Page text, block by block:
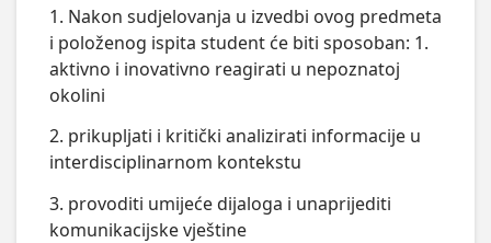
1. Nakon sudjelovanja u izvedbi ovog predmeta
i položenog ispita student će biti sposoban: 1.
aktivno i inovativno reagirati u nepoznatoj
okolini
2. prikupljati i kritički analizirati informacije u
interdisciplinarnom kontekstu
3. provoditi umijeće dijaloga i unaprijediti
komunikacijske vještine